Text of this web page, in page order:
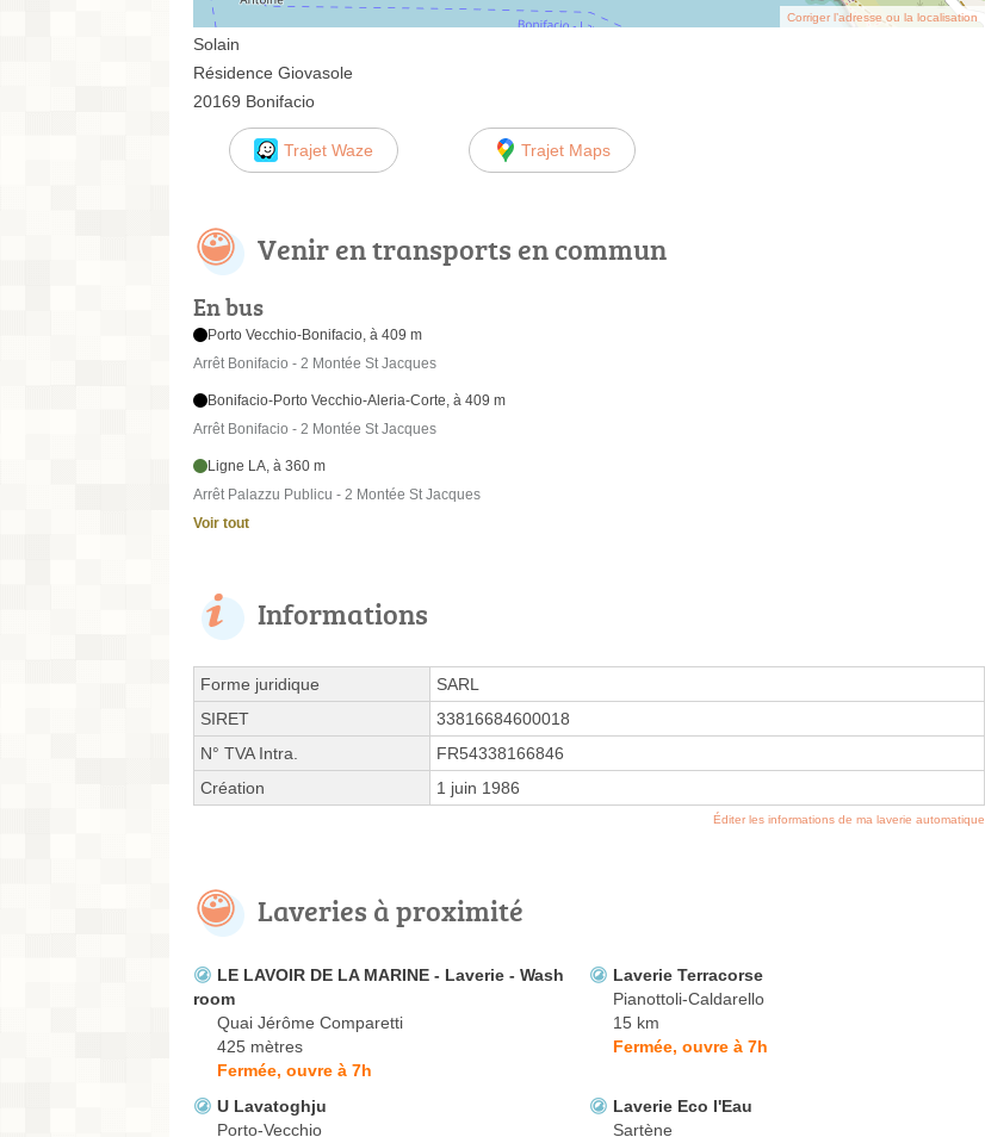
Corriger l’adresse ou la localisation
Solain
Résidence Giovasole
20169 Bonifacio
Trajet Waze Trajet Maps
Venir en transports en commun
En bus
Porto Vecchio-Bonifacio, à 409 m
Arrêt Bonifacio - 2 Montée St Jacques
Bonifacio-Porto Vecchio-Aleria-Corte, à 409 m
Arrêt Bonifacio - 2 Montée St Jacques
Ligne LA, à 360 m
Arrêt Palazzu Publicu - 2 Montée St Jacques
Voir tout
Informations
Forme juridique
SARL
SIRET
33816684600018
N° TVA Intra.
FR54338166846
Création
1 juin 1986
Éditer les informations de ma laverie automatique
Laveries à proximité
LE LAVOIR DE LA MARINE - Laverie - Wash
room
Quai Jérôme Comparetti
425 mètres
Fermée, ouvre à 7h
Laverie Terracorse
Pianottoli-Caldarello
15 km
Fermée, ouvre à 7h
U Lavatoghju
Porto-Vecchio
Laverie Eco l'Eau
Sartène